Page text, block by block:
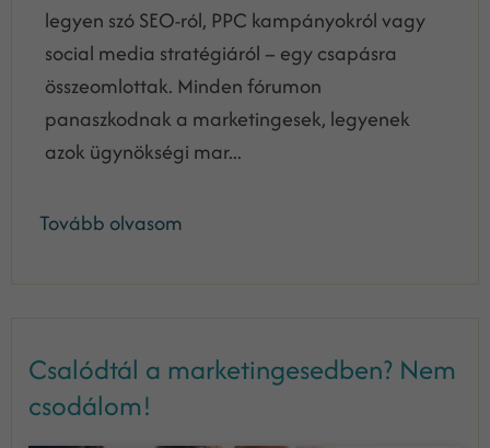
legyen szó SEO-ról, PPC kampányokról vagy
social media stratégiáról – egy csapásra
összeomlottak. Minden fórumon
panaszkodnak a marketingesek, legyenek
azok ügynökségi mar...
Tovább olvasom
Csalódtál a marketingesedben? Nem
csodálom!